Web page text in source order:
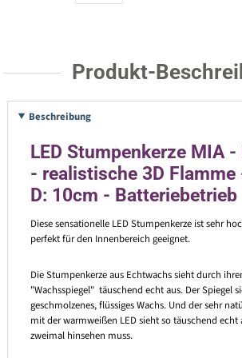
Produkt-
Beschreibung
LED Stumpenkerze MIA
- realistische 3D Flamme
D: 10cm -
Diese sensationelle LED Stumpenkerze ist sehr
perfekt für den Innenbereich geeignet.
Die Stumpenkerze aus Echtwachs sieht durch
"Wachsspiegel" täuschend echt aus. Der Spiegel
geschmolzenes, flüssiges Wachs. Und der sehr
mit der warmweißen LED sieht so täuschend echt
zweimal hinsehen muss.